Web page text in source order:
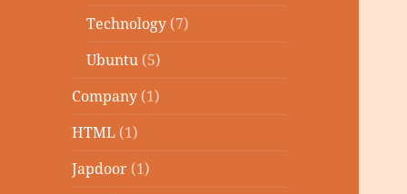
Technology (7)
Ubuntu (5)
Company (1)
HTML (1)
Japdoor (1)